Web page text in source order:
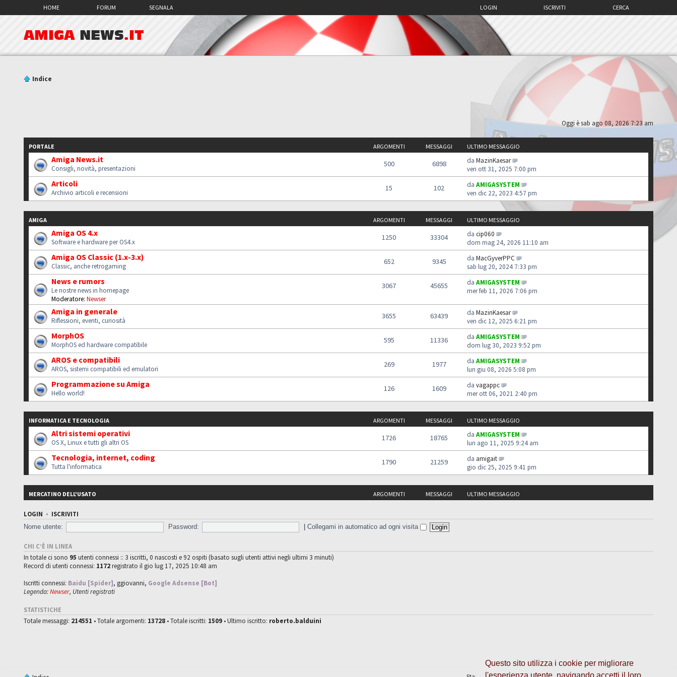
Questo sito utilizza i cookie per migliorare
l'esperienza utente, navigando accetti il loro
HOME FORUM SEGNALA CERCA
ISCRIVITI
LOGIN
AMIGA NEWS.IT
Indice
Oggi è sab ago 08, 2026 7:23 am
PORTALE ARGOMENTI MESSAGGI ULTIMO MESSAGGIO
Amiga News.it
Consigli, novità, presentazioni
500 6898 da MazinKaesar
ven ott 31, 2025 7:00 pm
Articoli
Archivio articoli e recensioni
15 102 da AMIGASYSTEM
ven dic 22, 2023 4:57 pm
AMIGA ARGOMENTI MESSAGGI ULTIMO MESSAGGIO
Amiga OS 4.x
Software e hardware per OS4.x
1250 33304 da cip060
dom mag 24, 2026 11:10 am
Amiga OS Classic (1.x-3.x)
Classic, anche retrogaming
652 9345 da MacGyverPPC
sab lug 20, 2024 7:33 pm
News e rumors
Le nostre news in homepage
Moderatore: Newser
3067 45655 da AMIGASYSTEM
mer feb 11, 2026 7:06 pm
Amiga in generale
Riflessioni, eventi, curiosità
3655 63439 da MazinKaesar
ven dic 12, 2025 6:21 pm
MorphOS
MorphOS ed hardware compatibile
595 11336 da AMIGASYSTEM
dom lug 30, 2023 9:52 pm
AROS e compatibili
AROS, sistemi compatibili ed emulatori
269 1977 da AMIGASYSTEM
lun giu 08, 2026 5:08 pm
Programmazione su Amiga
Hello world!
126 1609 da vagappc
mer ott 06, 2021 2:40 pm
INFORMATICA E TECNOLOGIA ARGOMENTI MESSAGGI ULTIMO MESSAGGIO
Altri sistemi operativi
OS X, Linux e tutti gli altri OS
1726 18765 da AMIGASYSTEM
lun ago 11, 2025 9:24 am
Tecnologia, internet, coding
Tutta l'informatica
1790 21259 da amigait
gio dic 25, 2025 9:41 pm
MERCATINO DELL'USATO ARGOMENTI MESSAGGI ULTIMO MESSAGGIO
LOGIN • ISCRIVITI
Nome utente:
Password: |Collegami in automatico ad ogni visita
CHI C’È IN LINEA
In totale ci sono 95 utenti connessi :: 3 iscritti, 0 nascosti e 92 ospiti (basato sugli utenti attivi negli ultimi 3 minuti)
Record di utenti connessi: 1172registrato il gio lug 17, 2025 10:48 am
Iscritti connessi: Baidu [Spider],ggiovanni, Google Adsense [Bot]
Legenda:Newser, Utenti registrati
STATISTICHE
Totale messaggi: 214551 • Totale argomenti: 13728 • Totale iscritti: 1509 • Ultimo iscritto: roberto.balduini